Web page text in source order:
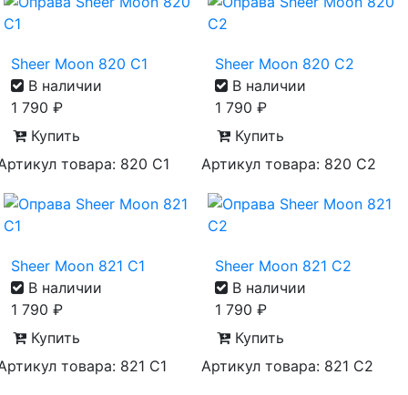
Sheer Moon 820 С1
В наличии
1 790 ₽
Купить
товара: 820 С1
Sheer Moon 820 С2
В наличии
1 790 ₽
Купить
Артикул товара: 820 С2
Sheer Moon 821 С1
В наличии
1 790 ₽
Купить
товара: 821 С1
Sheer Moon 821 С2
В наличии
1 790 ₽
Купить
Артикул товара: 821 С2